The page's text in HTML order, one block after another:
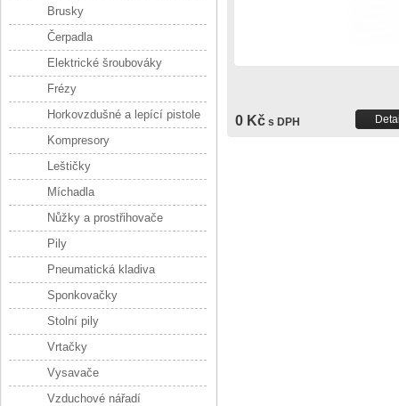
0 Kč s DPH
Brusky
Čerpadla
Elektrické šroubováky
Frézy
Horkovzdušné a lepící pistole
Kompresory
Leštičky
Míchadla
Nůžky a prostřihovače
Pily
Pneumatická kladiva
Sponkovačky
Stolní pily
Vrtačky
Vysavače
Vzduchové nářadí